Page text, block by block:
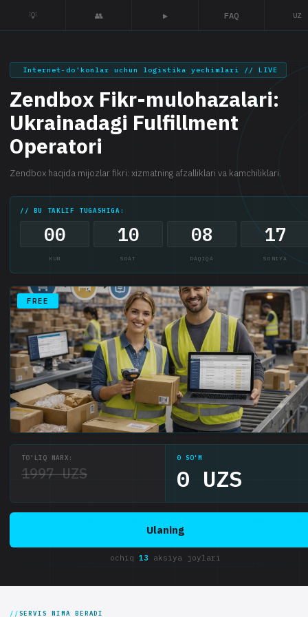
💡 👥 ▶ FAQ UZ
Internet-do'konlar uchun logistika yechimlari // LIVE
Zendbox Fikr-mulohazalari:
Ukrainadagi Fulfillment
Operatori
Zendbox haqida mijozlar fikri: xizmatning afzalliklari va kamchiliklari.
// BU TAKLIF TUGASHIGA:
00
KUN
10
SOAT
08
DAQIQA
17
SONIYA
FREE
TO'LIQ NARX:
1997 UZS
0 SO'M
0 UZS
Ulaning
ochiq 13 aksiya joylari
SERVIS NIMA BERADI